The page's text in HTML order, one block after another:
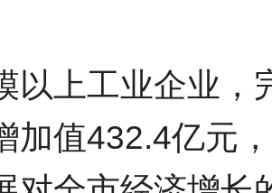
以上工业企业，
加值432.4亿元